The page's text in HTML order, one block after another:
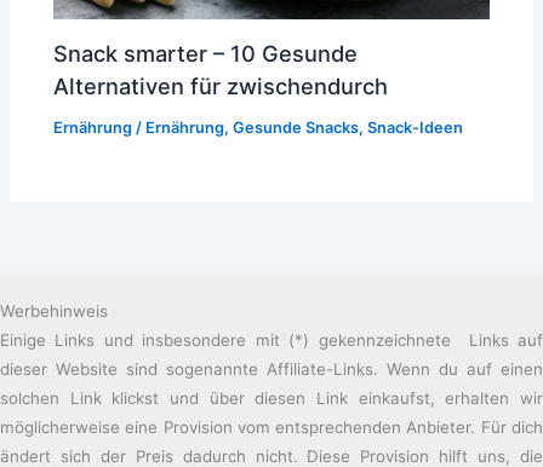
Snack smarter – 10 Gesunde
Alternativen für zwischendurch
Ernährung / Ernährung,Gesunde Snacks,Snack-Ideen
Werbehinweis
Einige Links und insbesondere mit (*) gekennzeichnete Links auf
dieser Website sind sogenannte Affiliate-Links. Wenn du auf einen
solchen Link klickst und über diesen Link einkaufst, erhalten wir
möglicherweise eine Provision vom entsprechenden Anbieter. Für dich
ändert sich der Preis dadurch nicht. Diese Provision hilft uns, die